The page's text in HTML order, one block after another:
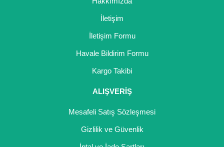
İletişim
İletişim Formu
Havale Bildirim Formu
Kargo Takibi
ALIŞVERİŞ
Mesafeli Satış Sözleşmesi
Gizlilik ve Güvenlik